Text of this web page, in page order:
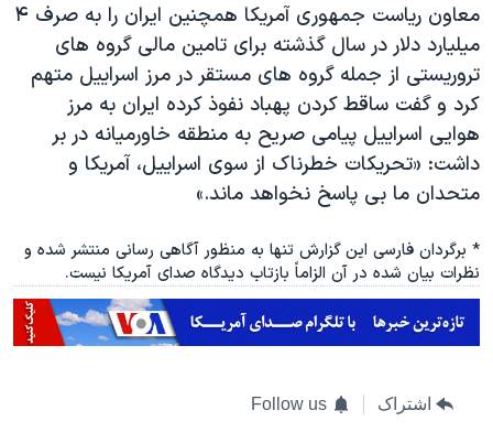
معاون ریاست جمهوری آمریکا همچنین ایران را به صرف ۴
میلیارد دلار در سال گذشته برای تامین مالی گروه های
تروریستی از جمله گروه های مستقر در مرز اسراییل متهم
کرد و گفت ساقط کردن پهباد نفوذ کرده ایران به مرز
هوایی اسراییل پیامی صریح به منطقه خاورمیانه در بر
داشت: «تحریکات خطرناک از سوی اسراییل، آمریکا و
متحدان ما بی پاسخ نخواهد ماند.»
* برگردان فارسی این گزارش تنها به منظور آگاهی رسانی منتشر شده و
نظرات بیان شده در آن الزاماً بازتاب دیدگاه صدای آمریکا نیست.
اشتراک Follow us